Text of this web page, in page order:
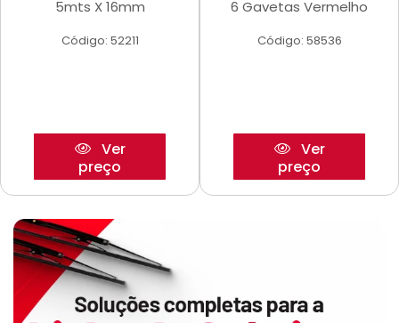
5mts X 16mm
Código: 52211
Ver
preço
6 Gavetas Vermelho
Código: 58536
Ver
preço